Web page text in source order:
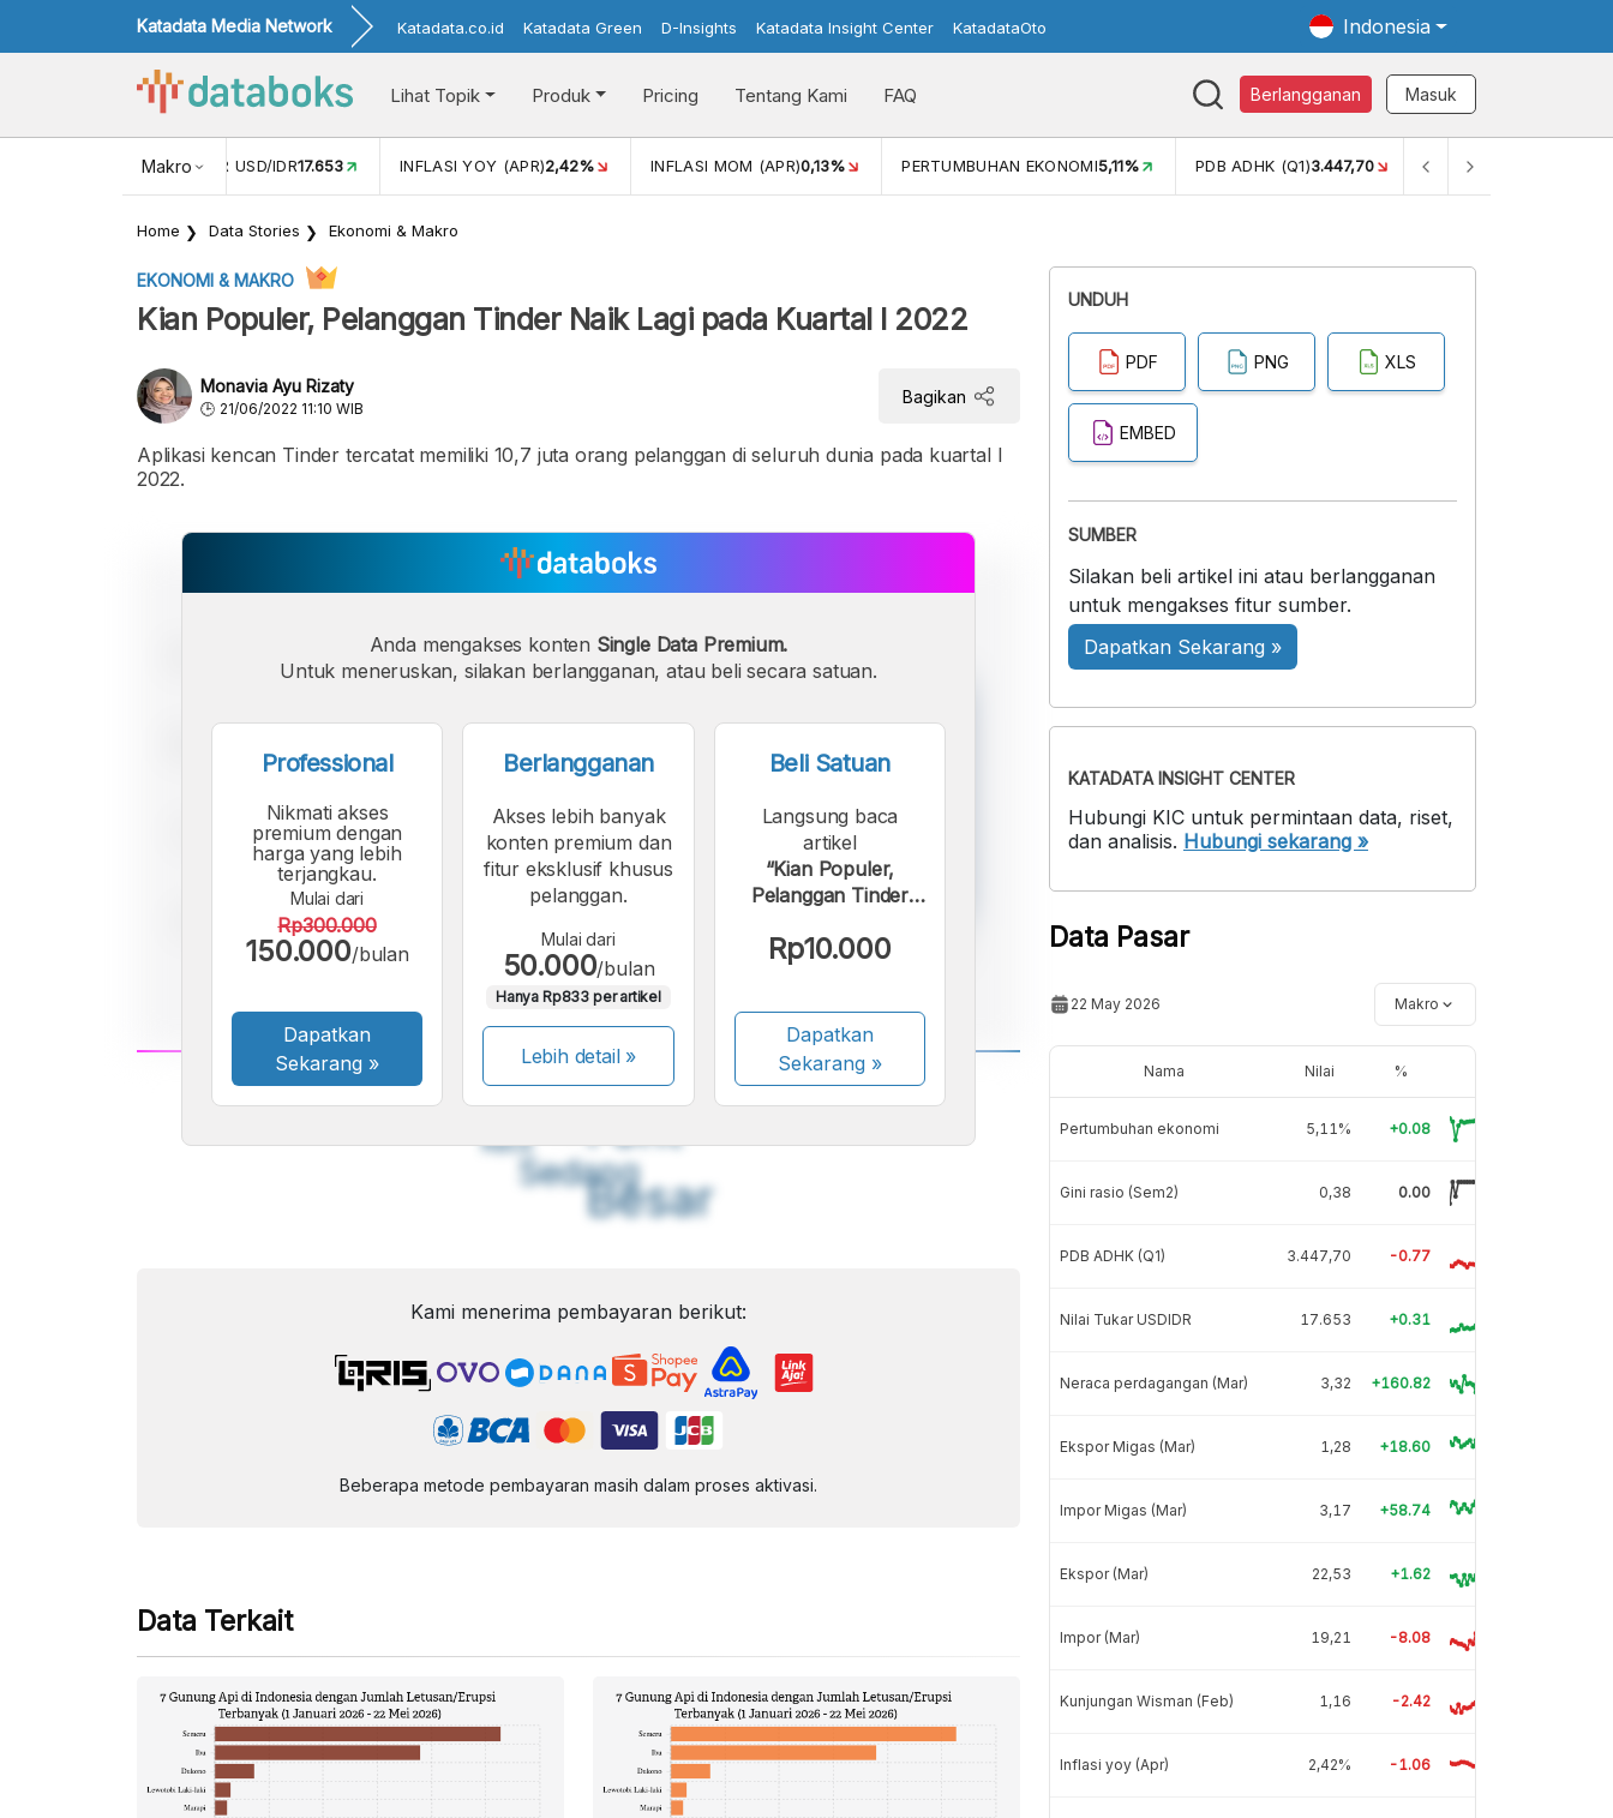
Katadata Media Network Katadata.co.id Katadata Green D-Insights Katadata Insight Center KatadataOto Indonesia
Lihat Topik Produk Pricing Tentang Kami FAQ Berlangganan Masuk
Makro
NILAI TUKAR USD/IDR17.653 INFLASI YOY (APR)2,42% INFLASI MOM (APR)0,13% PERTUMBUHAN EKONOMI5,11% PDB ADHK (Q1)3.447,70 GINI RASIO (SEM2)
Home Data Stories Ekonomi & Makro
EKONOMI & MAKRO
Kian Populer, Pelanggan Tinder Naik Lagi pada Kuartal I 2022
Monavia Ayu Rizaty
21/06/2022 11:10 WIB
Bagikan
Aplikasi kencan Tinder tercatat memiliki 10,7 juta orang pelanggan di seluruh dunia pada kuartal I
2022.
A
Font
Kecil
A
Sedang
A
Besar
Anda mengakses konten Single Data Premium.
Untuk meneruskan, silakan berlangganan, atau beli secara satuan.
Professional
Nikmati akses
premium dengan
harga yang lebih
terjangkau.
Mulai dari
Rp300.000
150.000/bulan
Dapatkan
Sekarang »
Berlangganan
Akses lebih banyak
konten premium dan
fitur eksklusif khusus
pelanggan.
Mulai dari
50.000/bulan
Hanya Rp833 per artikel
Lebih detail »
Beli Satuan
Langsung baca
artikel
“Kian Populer,
Pelanggan Tinder
Kuartal I 2022”.
Rp10.000
Dapatkan
Sekarang»
Kami menerima pembayaran berikut:
Beberapa metode pembayaran masih dalam proses aktivasi.
Data Terkait
UNDUH
PDF PNG XLS
EMBED
SUMBER
Silakan beli artikel ini atau berlangganan
untuk mengakses fitur sumber.
Dapatkan Sekarang »
KATADATA INSIGHT CENTER
Hubungi KIC untuk permintaan data, riset,
dan analisis. Hubungi sekarang »
Data Pasar
22 May 2026 Makro
Nama Nilai %
Pertumbuhan ekonomi 5,11% +0.08
Gini rasio (Sem2) 0,38 0.00
PDB ADHK (Q1) 3.447,70 -0.77
Nilai Tukar USDIDR 17.653 +0.31
Neraca perdagangan (Mar) 3,32 +160.82
Ekspor Migas (Mar) 1,28 +18.60
Impor Migas (Mar) 3,17 +58.74
Ekspor (Mar) 22,53 +1.62
Impor (Mar) 19,21 -8.08
Kunjungan Wisman (Feb) 1,16 -2.42
Inflasi yoy (Apr) 2,42% -1.06